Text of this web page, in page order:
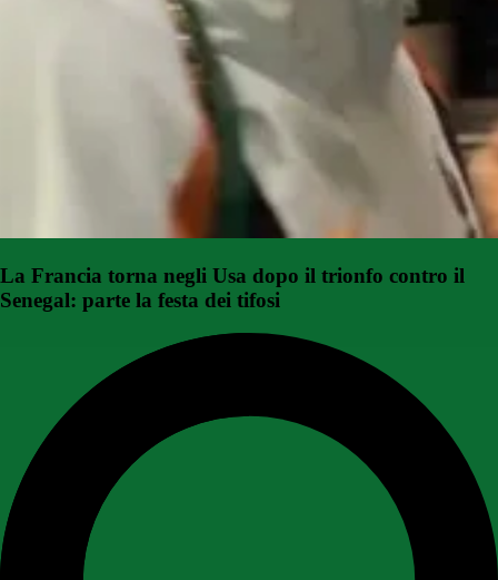
La Francia torna negli Usa dopo il trionfo contro il
Senegal: parte la festa dei tifosi